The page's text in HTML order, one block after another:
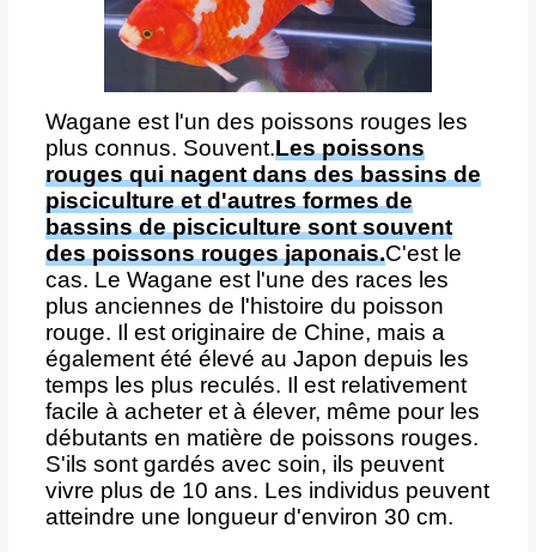
Wagane est l'un des poissons rouges les
plus connus. Souvent.Les poissons
rouges qui nagent dans des bassins de
pisciculture et d'autres formes de
bassins de pisciculture sont souvent
des poissons rouges japonais.C'est le
cas. Le Wagane est l'une des races les
plus anciennes de l'histoire du poisson
rouge. Il est originaire de Chine, mais a
également été élevé au Japon depuis les
temps les plus reculés. Il est relativement
facile à acheter et à élever, même pour les
débutants en matière de poissons rouges.
S'ils sont gardés avec soin, ils peuvent
vivre plus de 10 ans. Les individus peuvent
atteindre une longueur d'environ 30 cm.